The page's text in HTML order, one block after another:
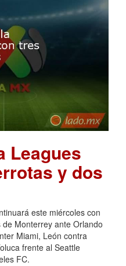
Leagues
y dos
este miércoles con
Monterrey ante Orlando
Miami, León contra
frente al Seattle
FC.